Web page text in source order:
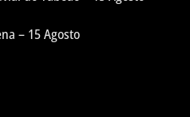
– 15 Agosto